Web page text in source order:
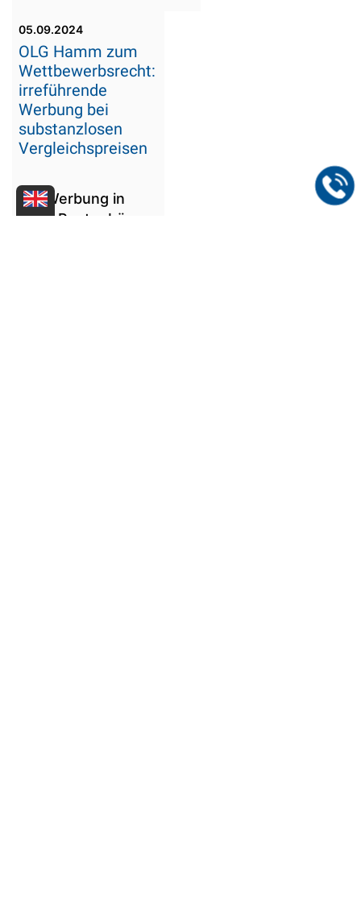
05.09.2024
OLG Hamm zum
Wettbewerbsrecht:
irreführende
Werbung bei
substanzlosen
Vergleichspreisen
Die Werbung in
einer Postenbörse